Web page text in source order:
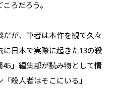
ろだろう。
が、筆者は本作を観て久々
日本で実際に起きた13の殺
」編集部が読み物として情
殺人者はそこにいる」